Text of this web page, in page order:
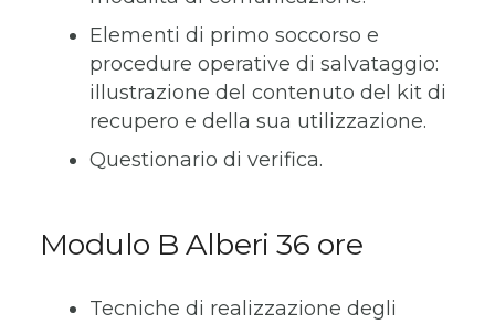
Elementi di primo soccorso e
procedure operative di salvataggio:
illustrazione del contenuto del kit di
recupero e della sua utilizzazione.
Questionario di verifica.
Modulo B Alberi 36 ore
Tecniche di realizzazione degli